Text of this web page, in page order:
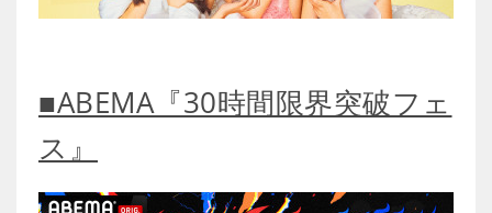
■ABEMA『30時間限界突破フェ
ス』